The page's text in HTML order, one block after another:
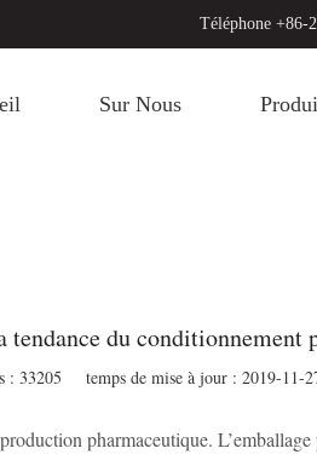
Téléphone +86-
Sur Nous
tendance du conditionnement
: 33205 temps de mise à jour : 2019-11-
pharmaceutique.